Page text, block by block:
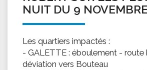
NUIT DU 9
Les quartiers impactés :
- GALETTE : éboulement - route
déviation vers Bouteau